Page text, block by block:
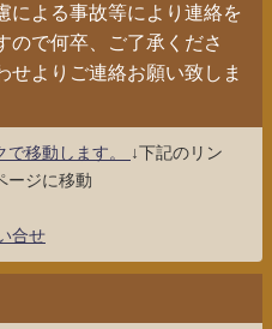
による事故等により連絡を
ので何卒、ご了承くださ
せよりご連絡お願い致しま
で移動します。
↓下記のリン
ージに移動
合せ